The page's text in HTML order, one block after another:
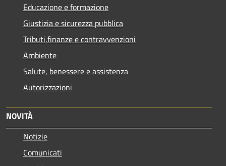
Educazione e formazione
Giustizia e sicurezza pubblica
Tributi,finanze e contravvenzioni
Ambiente
Salute, benessere e assistenza
Autorizzazioni
NOVITÀ
Notizie
Comunicati